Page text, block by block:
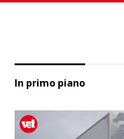
In primo piano